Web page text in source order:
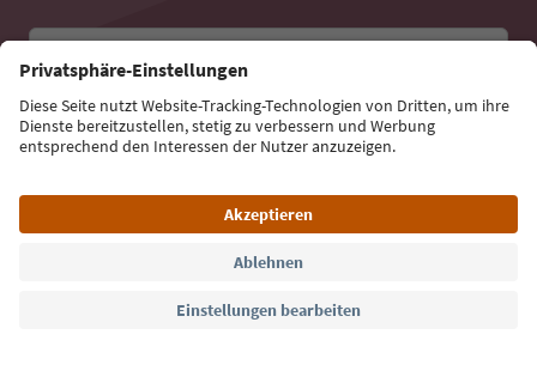
Jetzt anmelden